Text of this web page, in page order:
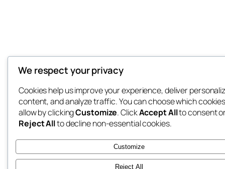
We respect your privacy
Cookies help us improve your experience, deliver
content, and analyze traffic. You can choose which
allow by clickingCustomize. ClickAccept Allto consent
Reject Allto decline non-essential cookies.
Customize
Reject All